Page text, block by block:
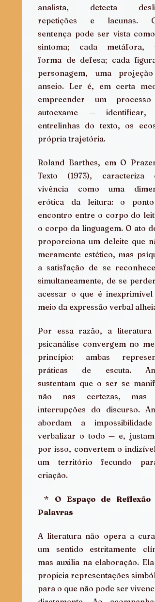
analista, detecta
repetições e lacunas.
sentença pode ser vista como
sintoma; cada metáfora,
forma de defesa; cada figura
personagem, uma projeção
anseio. Ler é, em certa
empreender um processo
autoexame — identificar,
entrelinhas do texto, os ecos
própria trajetória.
Roland Barthes, em O
Texto (1973), caracteriza
vivência como uma
erótica da leitura: o ponto
encontro entre o corpo do
o corpo da linguagem. O ato
proporciona um deleite que
meramente estético, mas
a satisfação de se
simultaneamente, de se
acessar o que é inexprimível
meio da expressão verbal alheia.
Por essa razão, a literatura
psicanálise convergem no
princípio: ambas
práticas de escuta.
sustentam que o ser se
não nas certezas, mas
interrupções do discurso.
abordam a impossibilidade
verbalizar o todo — e,
por isso, convertem o indizível
um território fecundo
criação.
* O Espaço de Reflexão
Palavras
A literatura não opera a cura
um sentido estritamente
mas auxilia na elaboração. Ela
propicia representações
para o que não pode ser